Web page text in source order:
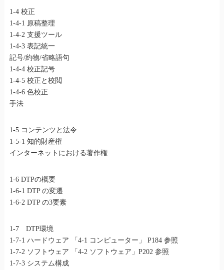
1-4 校正
1-4-1 原稿整理
1-4-2 支援ツール
1-4-3 表記統一
記号/約物/省略語句
1-4-4 校正記号
1-4-5 校正と校閲
1-4-6 色校正
手法
1-5 コンテンツと法令
1-5-1 知的財産権
インターネットにおける著作権
1-6 DTPの概要
1-6-1 DTP の変遷
1-6-2 DTP の3要素
1-7 DTP環境
1-7-1 ハードウェア 「4-1 コンピューター」 P184 参照
1-7-2 ソフトウェア 「4-2 ソフトウェア」P202 参照
1-7-3 システム構成